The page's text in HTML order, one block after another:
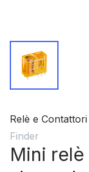
Relè e Contattori
Finder
Mini